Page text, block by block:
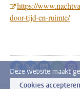
https://
door-tijd-en-ruimte/
Delen op Facebook
Delen via
Delen op
Deze website maakt
Cookies accepteren